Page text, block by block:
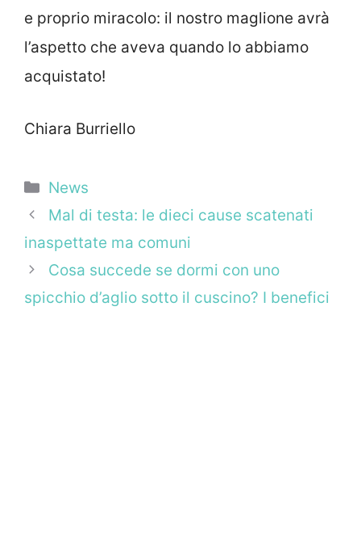
e proprio miracolo: il nostro maglione avrà
l’aspetto che aveva quando lo abbiamo
acquistato!
Chiara Burriello
Categorie
News
Mal di testa: le dieci cause scatenati
inaspettate ma comuni
Cosa succede se dormi con uno
spicchio d’aglio sotto il cuscino? I benefici